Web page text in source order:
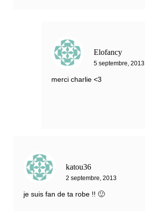
Elofancy
5 septembre, 2013
merci charlie <3
katou36
2 septembre, 2013
je suis fan de ta robe !! 🙂